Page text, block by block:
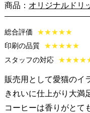
商品： オリジナルドリ
総合評価 ★★★★★
印刷の品質
★★★★★
スタッフの対応
★★★★
販売用として愛猫のイ
きれいに仕上がり大満
コーヒーは香りがとて